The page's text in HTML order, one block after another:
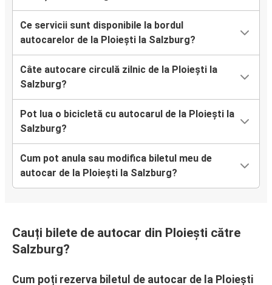
Ce servicii sunt disponibile la bordul
autocarelor de la Ploiești la Salzburg?
Câte autocare circulă zilnic de la Ploiești la
Salzburg?
Pot lua o bicicletă cu autocarul de la Ploiești la
Salzburg?
Cum pot anula sau modifica biletul meu de
autocar de la Ploiești la Salzburg?
Cauți bilete de autocar din Ploiești către
Salzburg?
Cum poți rezerva biletul de autocar de la Ploiești